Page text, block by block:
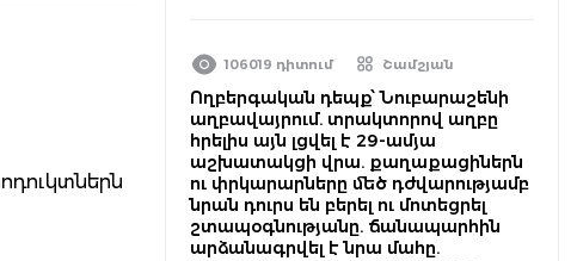
106019 դիտում Շամշյան
Ողբերգական դեպք՝ Նուբարաշենի
աղբավայրում. տրակտորով աղբը
հրելիս այն լցվել է 29-ամյա
աշխատակցի վրա. քաղաքացիներն
ու փրկարարները մեծ դժվարությամբ
նրան դուրս են բերել ու մոտեցրել
շտապօգնությանը. ճանապարհին
արձանագրվել է նրա մահը.